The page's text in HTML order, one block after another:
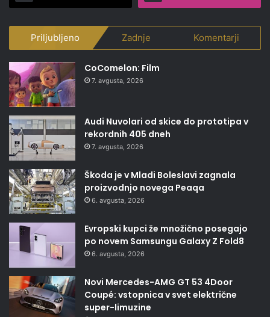
Priljubljeno Zadnje Komentarji
CoComelon: Film
7. avgusta, 2026
Audi Nuvolari od skice do prototipa v
rekordnih 405 dneh
7. avgusta, 2026
Škoda je v Mladi Boleslavi zagnala
proizvodnjo novega Peaqa
6. avgusta, 2026
Evropski kupci že množično posegajo
po novem Samsungu Galaxy Z Fold8
6. avgusta, 2026
Novi Mercedes-AMG GT 53 4Door
Coupé: vstopnica v svet električne
super-limuzine